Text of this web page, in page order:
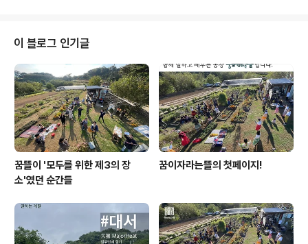
이 블로그 인기글
꿈뜰이 '모두를 위한 제3의 장
소'였던 순간들
꿈이자라는뜰의 첫페이지!